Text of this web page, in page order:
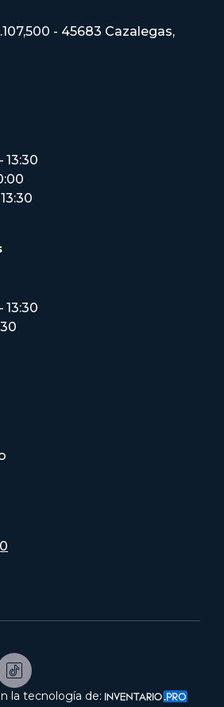
- 45683 Cazalegas,
13:30
13:30
la tecnología de: